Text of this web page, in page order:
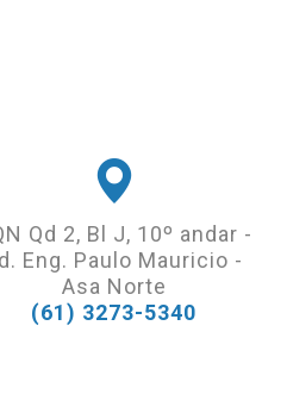
Qd 2, Bl J, 10º andar -
Eng. Paulo Mauricio -
Asa Norte
(61) 3273-5340